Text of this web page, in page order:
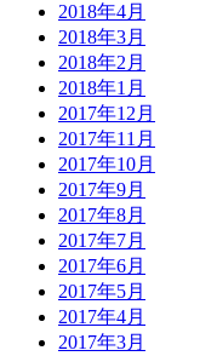
2018年4月
2018年3月
2018年2月
2018年1月
2017年12月
2017年11月
2017年10月
2017年9月
2017年8月
2017年7月
2017年6月
2017年5月
2017年4月
2017年3月